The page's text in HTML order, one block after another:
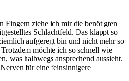
Fingern ziehe ich mir die benötigten
Schlachtfeld. Das klappt so
aufgeregt bin und nicht mehr so
möchte ich so schnell wie
was halbwegs ansprechend aussieht.
für eine feinsinnigere